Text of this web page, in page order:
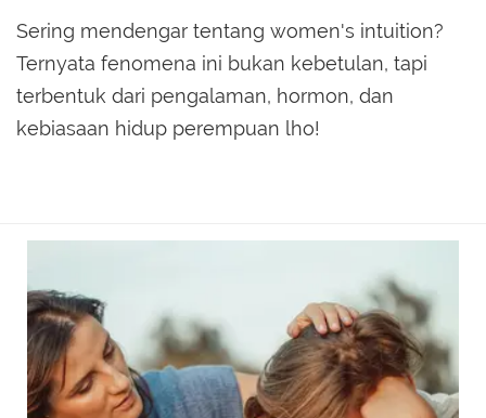
Sering mendengar tentang women's intuition?
Ternyata fenomena ini bukan kebetulan, tapi
terbentuk dari pengalaman, hormon, dan
kebiasaan hidup perempuan lho!